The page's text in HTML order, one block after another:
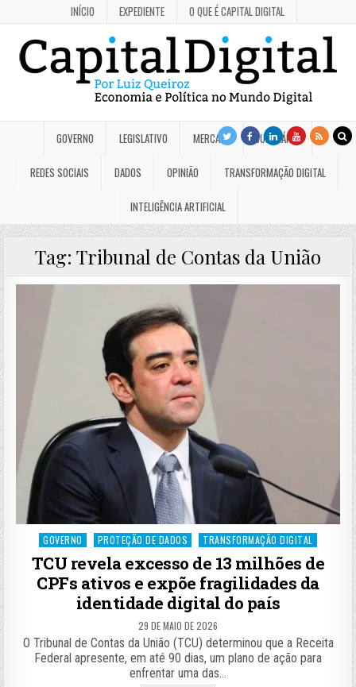
INÍCIO EXPEDIENTE O QUE É CAPITAL DIGITAL
GOVERNO LEGISLATIVO MERCADO JUDICIÁRIO
REDES SOCIAIS DADOS OPINIÃO TRANSFORMAÇÃO DIGITAL
INTELIGÊNCIA ARTIFICIAL
Tag: Tribunal de Contas da União
Posted
GOVERNO PROTEÇÃO DE DADOS TRANSFORMAÇÃO DIGITAL
TCU revela excesso de 13 milhões de
CPFs ativos e expõe fragilidades da
identidade digital do país
29 DE MAIO DE 2026
O Tribunal de Contas da União (TCU) determinou que a Receita
Federal apresente, em até 90 dias, um plano de ação para
enfrentar uma das…